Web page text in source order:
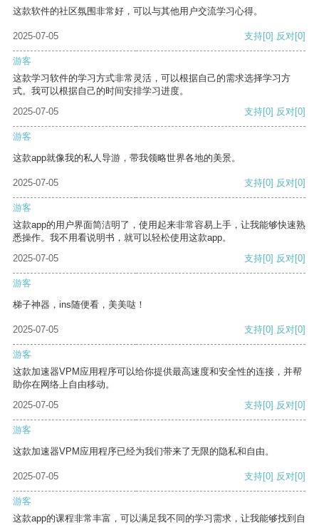
这款软件的社区氛围非常好，可以与其他用户交流学习心得。
2025-07-05 支持[0] 反对[0]
游客
这款学习软件的学习方式非常灵活，可以根据自己的需求选择学习方
式。我可以根据自己的时间安排学习进度。
2025-07-05
支持[0] 反对[0]
游客
这款app就像我的私人导游，带我领略世界各地的美景。
2025-07-05 支持[0] 反对[0]
游客
这款app的用户界面简洁明了，使用起来非常容易上手，让我能够快速熟
悉操作。我不用看说明书，就可以轻松使用这款app。
2025-07-05
支持[0] 反对[0]
游客
梯子神器，ins随便看，美美哒！
2025-07-05 支持[0] 反对[0]
游客
这款加速器VPM应用程序可以给你提供最高速度和安全性的连接，并帮
助你在网络上自由移动。
2025-07-05
支持[0] 反对[0]
游客
这款加速器VPM应用程序已经为我们带来了无限的隐私和自由。
2025-07-05 支持[0] 反对[0]
游客
这款app的课程非常丰富，可以满足我不同的学习需求，让我能够找到自